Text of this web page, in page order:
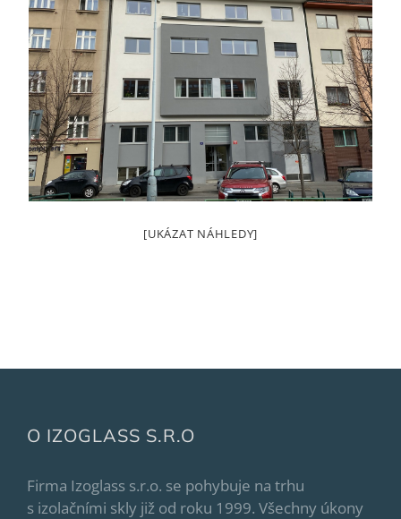
[UKÁZAT NÁHLEDY]
O IZOGLASS S.R.O
Firma Izoglass s.r.o. se pohybuje na trhu
s izolačními skly již od roku 1999. Všechny úkony